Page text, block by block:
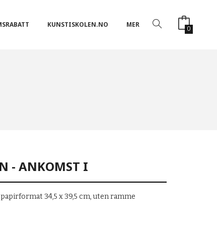
KUNSTISKOLEN.NO MER 0
- ANKOMST I
34,5 x 39,5 cm, uten ramme